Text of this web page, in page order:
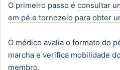
O primeiro passo é consultar
em pé e tornozelo para obter
O médico avalia o formato do
marcha e verifica mobilidade
membro.